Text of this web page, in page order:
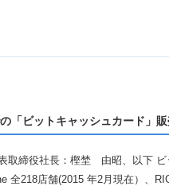
「ビットキャッシュカード」
取締役社長：樫埜 由昭、以下 ビ
全218店舗(2015 年2月現在）、